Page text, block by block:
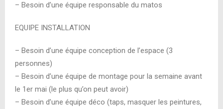
– Besoin d’une équipe responsable du matos
EQUIPE INSTALLATION
– Besoin d’une équipe conception de l’espace (3
personnes)
– Besoin d’une équipe de montage pour la semaine avant
le 1er mai (le plus qu’on peut avoir)
– Besoin d’une équipe déco (taps, masquer les peintures,